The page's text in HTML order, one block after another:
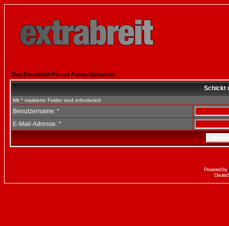
Das Extrabreit-Forum Foren-Übersicht
Schickt
Mit * markierte Felder sind erforderlich
Benutzername: *
E-Mail-Adresse: *
Powered by